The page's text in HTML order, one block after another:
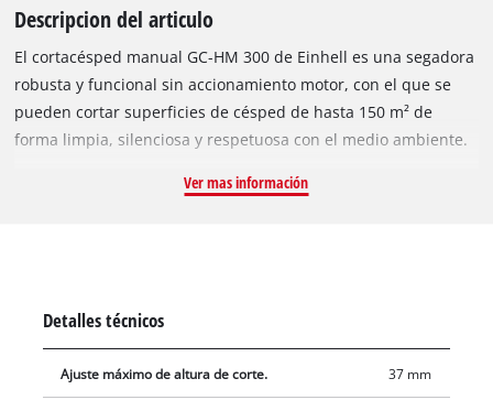
Descripcion del articulo
El cortacésped manual GC-HM 300 de Einhell es una segadora
robusta y funcional sin accionamiento motor, con el que se
pueden cortar superficies de césped de hasta 150 m² de
forma limpia, silenciosa y respetuosa con el medio ambiente.
5 cuchillas de acero de alto valor para anchura de corte de 30
el césped. Un larguero de guiado curvo ofrece ergonomía
posibilita un almacenamiento seguro y sencillo de la
Ver mas información
Detalles técnicos
Ajuste máximo de altura de corte. 37 mm